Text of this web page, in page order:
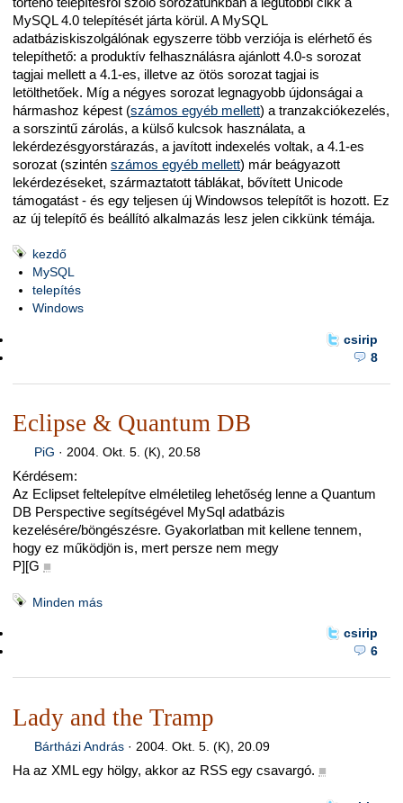
MySQL 4.0 telepítését járta körül. A MySQL
adatbáziskiszolgálónak egyszerre több verziója is elérhető és
telepíthető: a produktív felhasználásra ajánlott 4.0-s sorozat
tagjai mellett a 4.1-es, illetve az ötös sorozat tagjai is
letölthetőek. Míg a négyes sorozat legnagyobb újdonságai a
hármashoz képest (számos egyéb mellett) a tranzakciókezelés,
a sorszintű zárolás, a külső kulcsok használata, a
lekérdezésgyorstárazás, a javított indexelés voltak, a 4.1-es
sorozat (szintén számos egyéb mellett) már beágyazott
lekérdezéseket, származtatott táblákat, bővített Unicode
támogatást - és egy teljesen új Windowsos telepítőt is hozott. Ez
az új telepítő és beállító alkalmazás lesz jelen cikkünk témája.
kezdő
MySQL
telepítés
Windows
csirip
8
Eclipse & Quantum DB
PiG · 2004. Okt. 5. (K), 20.58
Kérdésem:
Az Eclipset feltelepítve elméletileg lehetőség lenne a Quantum
DB Perspective segítségével MySql adatbázis
kezelésére/böngészésre. Gyakorlatban mit kellene tennem,
hogy ez működjön is, mert persze nem megy
P][G ■
Minden más
csirip
6
Lady and the Tramp
Bártházi András· 2004. Okt. 5. (K), 20.09
Ha az XML egy hölgy, akkor az RSS egy csavargó. ■